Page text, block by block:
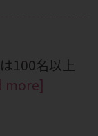
100名以上
more]